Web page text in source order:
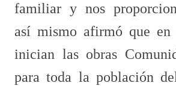
familiar y nos
así mismo afirmó que en
inician las obras
para toda la población